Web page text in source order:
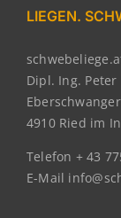
LIEGEN.
Dipl. Ing.
4910 Ried im
Telefon + 43
E-Mail